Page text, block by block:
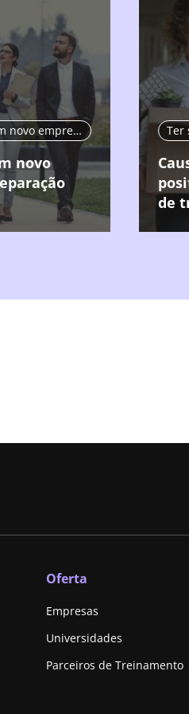
Ter sucesso em um novo emprego
novo
de
Oferta
Empresas
Universidades
Parceiros de Treinamento